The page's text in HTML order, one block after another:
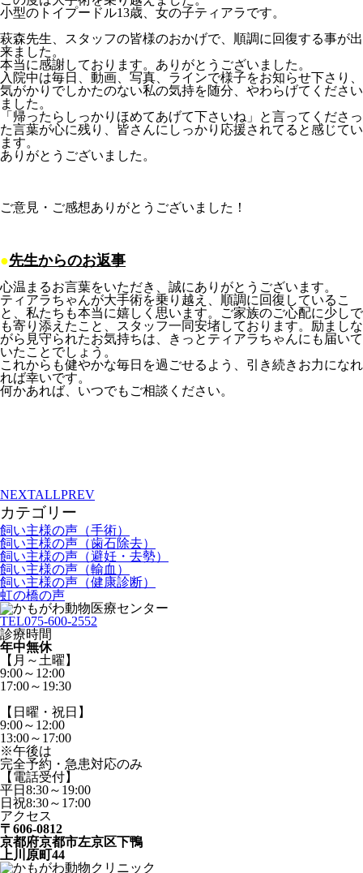
小型のトイプードル13歳、女の子ティアラです。
萩森先生、スタッフの皆様のおかげで、順調に回復する事が出
来ました。
本当に感謝しております。ありがとうございました。
入院中は毎日、動画、写真、ラインで様子をお知らせ下さり、
気がかりでしかたのない私の気持を随分、やわらげてください
ました。
「帰ったらしっかりほめてあげて下さいね」と言ってくださっ
た言葉が心に残り、皆さんにしっかり応援されてると感じてい
ます。
ありがとうございました。
ご意見・ご感想ありがとうございました！
●先生からのお返事
心温まるお言葉をいただき、誠にありがとうございます。
ティアラちゃんが大手術を乗り越え、順調に回復しているこ
と、私たちも本当に嬉しく思います。ご家族のご心配に少しで
も寄り添えたこと、スタッフ一同安堵しております。励ましな
がら見守られたお気持ちは、きっとティアラちゃんにも届いて
いたことでしょう。
これからも健やかな毎日を過ごせるよう、引き続きお力になれ
れば幸いです。
何かあれば、いつでもご相談ください。
NEXTALLPREV
カテゴリー
飼い主様の声（手術）
飼い主様の声（歯石除去）
飼い主様の声（避妊・去勢）
飼い主様の声（輸血）
飼い主様の声（健康診断）
虹の橋の声
TEL075-600-2552
診療時間
年中無休
【月～土曜】
9:00～12:00
17:00～19:30
【日曜・祝日】
9:00～12:00
13:00～17:00
※午後は
完全予約・急患対応のみ
【電話受付】
平日8:30～19:00
日祝8:30～17:00
アクセス
〒606-0812
京都府京都市左京区下鴨
上川原町44